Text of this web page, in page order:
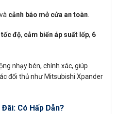
và cảnh báo mở cửa an toàn.
tốc độ, cảm biến áp suất lốp, 6
nhạy bén, chính xác, giúp
đối thủ như Mitsubishi Xpander
Đãi: Có Hấp Dẫn?